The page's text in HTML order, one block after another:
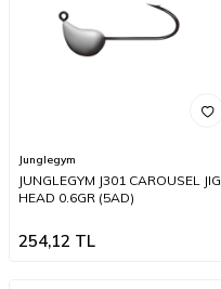
Junglegym
JUNGLEGYM J301 CAROUSEL JIG
HEAD 0.6GR (5AD)
254,12 TL